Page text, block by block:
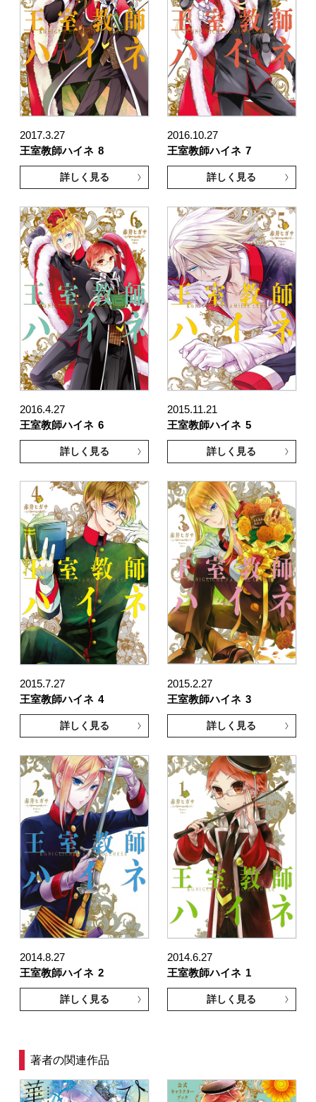
2017.3.27
王室教師ハイネ 8
詳しく見る
2016.10.27
王室教師ハイネ 7
詳しく見る
2016.4.27
王室教師ハイネ 6
詳しく見る
2015.11.21
王室教師ハイネ 5
詳しく見る
2015.7.27
王室教師ハイネ 4
詳しく見る
2015.2.27
王室教師ハイネ 3
詳しく見る
2014.8.27
王室教師ハイネ 2
詳しく見る
2014.6.27
王室教師ハイネ 1
詳しく見る
著者の関連作品